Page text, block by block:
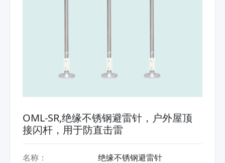
OML-SR,绝缘不锈钢避雷针，户外屋顶
接闪杆，用于防直击雷
名称：
绝缘不锈钢避雷针